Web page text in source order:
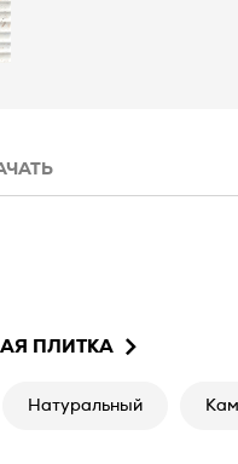
ПЛИТКА
Натуральный